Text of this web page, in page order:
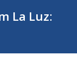
La Luz: